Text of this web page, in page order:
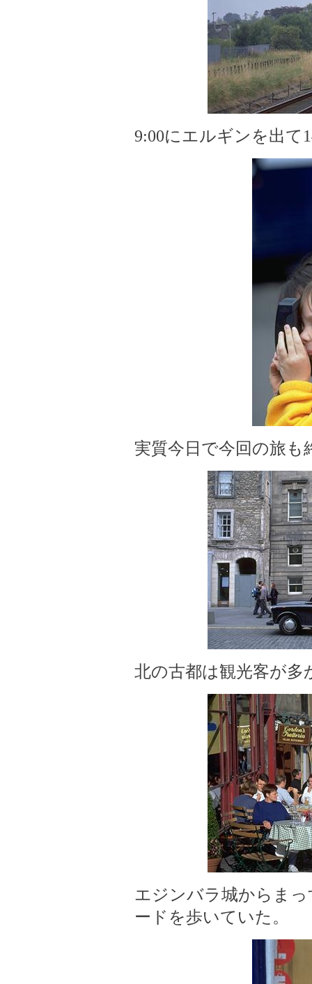
9:00にエルギンを出て
実質今日で今回の旅も
北の古都は観光客が多
エジンバラ城からま
ードを歩いていた。